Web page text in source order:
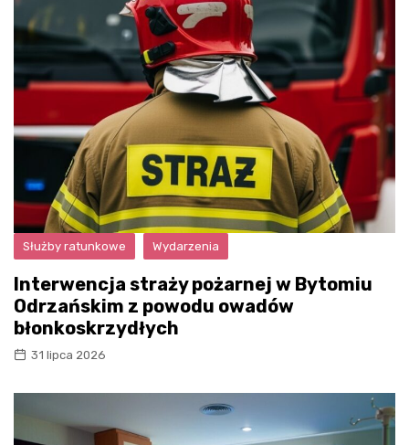
Służby ratunkowe Wydarzenia
Interwencja straży pożarnej w Bytomiu
Odrzańskim z powodu owadów
błonkoskrzydłych
31 lipca 2026